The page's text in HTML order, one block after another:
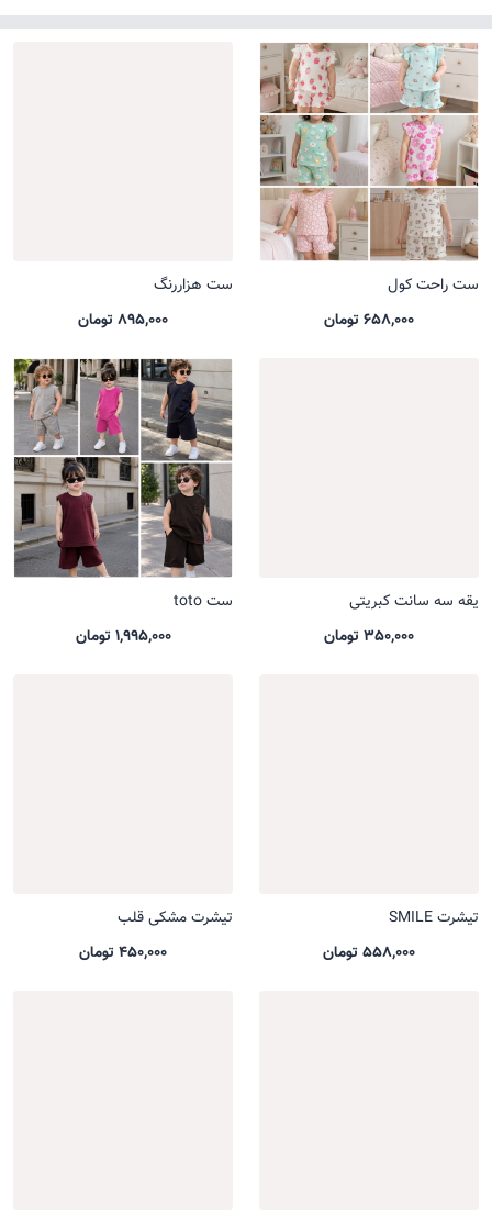
ست راحت کول
658,000 تومان
ست هزاررنگ
895,000 تومان
یقه سه سانت کبریتی
350,000 تومان
ست toto
1,995,000 تومان
تیشرت SMILE
558,000 تومان
تیشرت مشکی قلب
450,000 تومان